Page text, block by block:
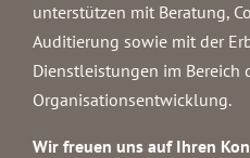
unterstützen mit Beratung,
Auditierung sowie mit der
Dienstleistungen im Bereich
Organisationsentwicklung.
Wir freuen uns auf Ihren